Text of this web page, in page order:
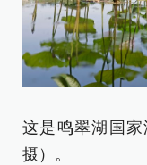
这是鸣翠湖国
摄）。